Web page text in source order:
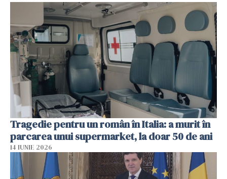
Tragedie pentru un român în Italia: a murit în
parcarea unui supermarket, la doar 50 de ani
14 IUNIE 2026